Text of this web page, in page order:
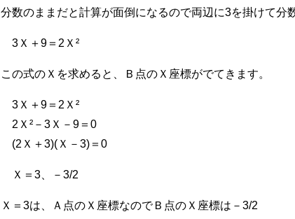
分数のままだと計算が面倒になるので両辺に3を掛けて分
3Ｘ＋9＝2Ｘ²
この式のＸを求めると、Ｂ点のＸ座標がでてきます。
3Ｘ＋9＝2Ｘ²
2Ｘ²－3Ｘ－9＝0
(2Ｘ＋3)(Ｘ－3)＝0
Ｘ＝3、－3/2
Ｘ＝3は、Ａ点のＸ座標なのでＢ点のＸ座標は－3/2